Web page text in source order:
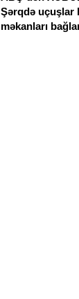
Şərqdə uçuşlar
məkanları